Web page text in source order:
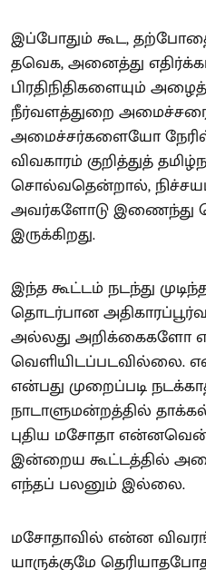
இப்போதும் கூட,
தவெக, அனைத்து
பிரதிநிதிகளையும்
நீர்வளத்துறை
அமைச்சர்களையோ நேரில்
விவகாரம் குறித்துத்
சொல்வதென்றால்,
அவர்களோடு இணைந்து
இருக்கிறது.
இந்த கூட்டம் நடந்து
தொடர்பான
அல்லது அறிக்கைகளோ
வெளியிடப்படவில்லை.
என்பது முறைப்படி
நாடாளுமன்றத்தில்
புதிய மசோதா
இன்றைய கூட்டத்தில்
எந்தப் பலனும் இல்லை.
மசோதாவில் என்ன
யாருக்குமே